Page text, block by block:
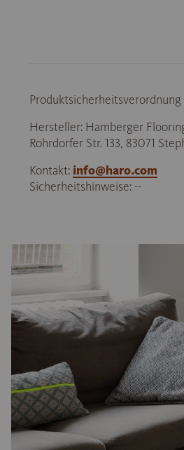
Produktsicherheitsverordnung
Hersteller: Hamberger
Rohrdorfer Str. 133, 83071
Kontakt: info@haro.com
Sicherheitshinweise: --